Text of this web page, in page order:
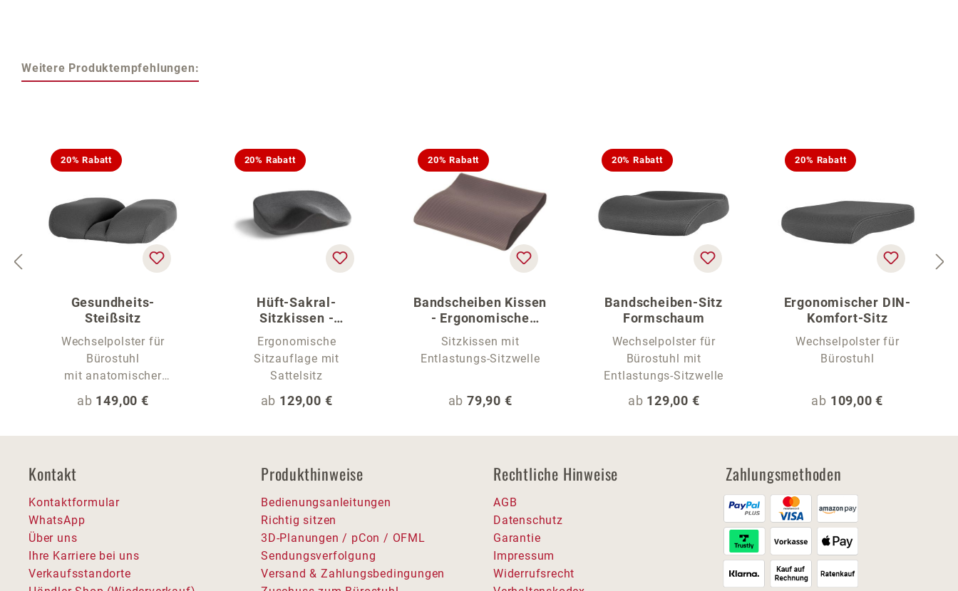
Weitere Produktempfehlungen:
20% Rabatt
Gesundheits-
Steißsitz
Wechselpolster für
Bürostuhl
mit anatomischer
Regulärer Preis:
ab 149,00 €
20% Rabatt
Hüft-Sakral-
Sitzkissen -
Sitzauflage für Stühle
Ergonomische
Sitzauflage mit
Sattelsitz
Regulärer Preis:
ab 129,00 €
20% Rabatt
Bandscheiben Kissen
- Ergonomische
Sitzauflage
Sitzkissen mit
Entlastungs-Sitzwelle
Regulärer Preis:
ab79,90 €
20% Rabatt
Bandscheiben-Sitz
Formschaum
Wechselpolster für
Bürostuhl mit
Entlastungs-Sitzwelle
Regulärer Preis:
ab 129,00 €
20% Rabatt
Ergonomischer DIN-
Komfort-Sitz
Wechselpolster für
Bürostuhl
Regulärer Preis:
ab 109,00 €
Kontakt
Kontaktformular
WhatsApp
Über uns
Ihre Karriere bei uns
Verkaufsstandorte
Produkthinweise
Bedienungsanleitungen
Richtig sitzen
3D-Planungen / pCon / OFML
Sendungsverfolgung
Versand & Zahlungsbedingungen
Rechtliche Hinweise
AGB
Datenschutz
Garantie
Impressum
Widerrufsrecht
Zahlungsmethoden